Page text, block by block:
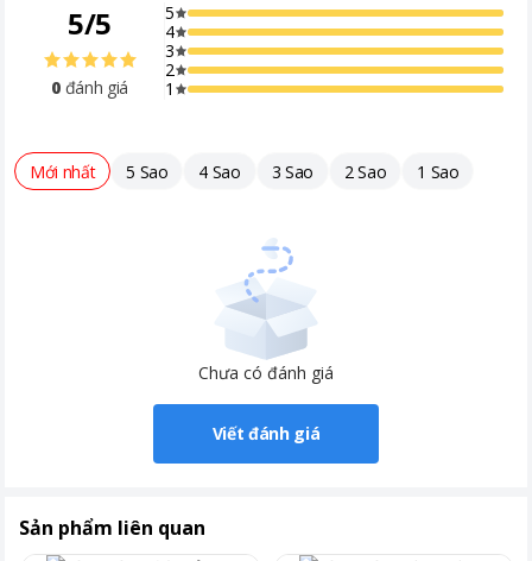
5/5
0 đánh giá
5
4
3
2
1
Mới nhất 5 Sao 4 Sao 3 Sao 2 Sao 1 Sao
Chưa có đánh giá
Viết đánh giá
Sản phẩm liên quan